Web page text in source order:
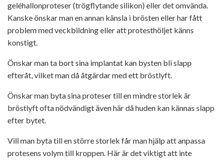
geléhallonproteser (trögflytande silikon) eller det omvända.
Kanske önskar man en annan känsla i brösten eller har fått
problem med veckbildning eller att protesthöljet känns
konstigt.
Önskar man ta bort sina implantat kan bysten bli slapp
efteråt, vilket man då åtgärdar med ett bröstlyft.
Önskar man byta sina proteser till en mindre storlek är
bröstlyft ofta nödvändigt även här då huden kan kännas slapp
efter bytet.
Vill man byta till en större storlek får man hjälp att anpassa
protesens volym till kroppen. Här är det viktigt att inte